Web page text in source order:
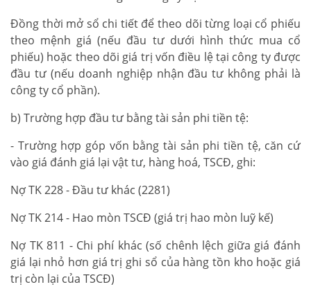
Đồng thời mở sổ chi tiết để theo dõi từng loại cổ phiếu
theo mệnh giá (nếu đầu tư dưới hình thức mua cổ
phiếu) hoặc theo dõi giá trị vốn điều lệ tại công ty được
đầu tư (nếu doanh nghiệp nhận đầu tư không phải là
công ty cổ phần).
b) Trường hợp đầu tư bằng tài sản phi tiền tệ:
- Trường hợp góp vốn bằng tài sản phi tiền tệ, căn cứ
vào giá đánh giá lại vật tư, hàng hoá, TSCĐ, ghi:
Nợ TK 228 - Đầu tư khác (2281)
Nợ TK 214 - Hao mòn TSCĐ (giá trị hao mòn luỹ kế)
Nợ TK 811 - Chi phí khác (số chênh lệch giữa giá đánh
giá lại nhỏ hơn giá trị ghi sổ của hàng tồn kho hoặc giá
trị còn lại của TSCĐ)